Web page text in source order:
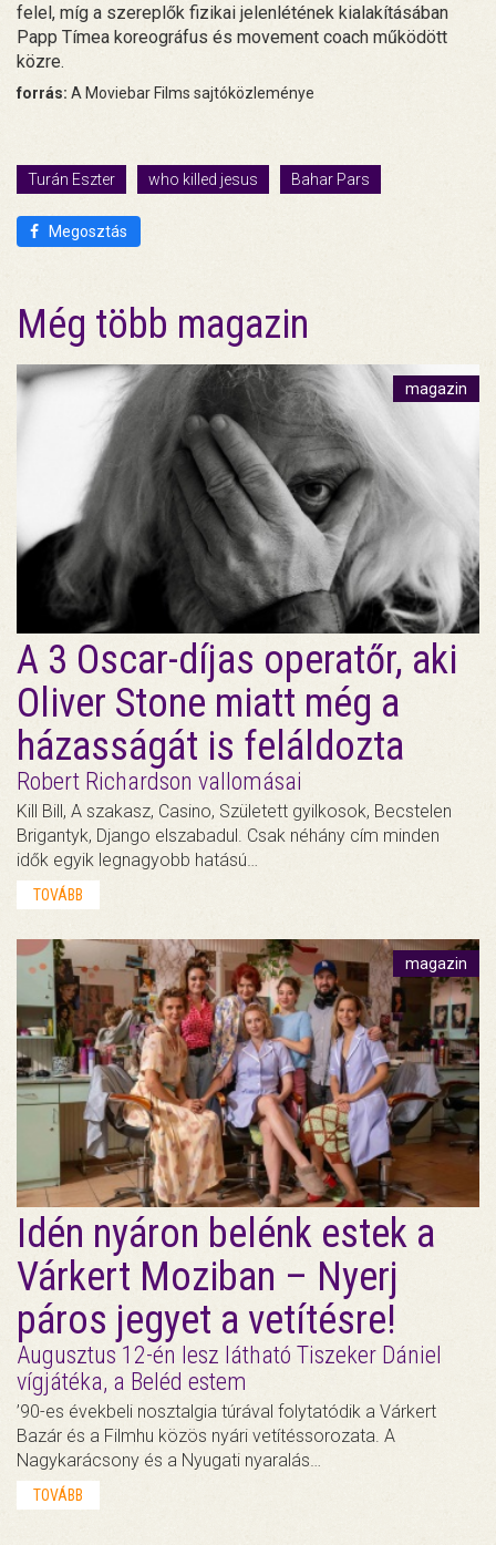
felel, míg a szereplők fizikai jelenlétének kialakításában
Papp Tímea koreográfus és movement coach működött
közre.
forrás: A Moviebar Films sajtóközleménye
Turán Eszter who killed jesus Bahar Pars
Megosztás
Még több magazin
magazin
A 3 Oscar-díjas operatőr, aki
Oliver Stone miatt még a
házasságát is feláldozta
Robert Richardson vallomásai
Kill Bill, A szakasz, Casino, Született gyilkosok, Becstelen
Brigantyk, Django elszabadul. Csak néhány cím minden
idők egyik legnagyobb hatású…
TOVÁBB
magazin
Idén nyáron belénk estek a
Várkert Moziban – Nyerj
páros jegyet a vetítésre!
Augusztus 12-én lesz látható Tiszeker Dániel
vígjátéka, a Beléd estem
’90-es évekbeli nosztalgia túrával folytatódik a Várkert
Bazár és a Filmhu közös nyári vetítéssorozata. A
Nagykarácsony és a Nyugati nyaralás…
TOVÁBB